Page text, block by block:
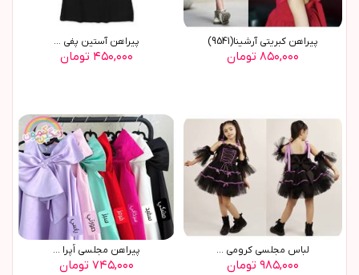
پيراهن کبريتي آرشينا(9541)
۸۵۰,۰۰۰ تومان
پيراهن آستين پفي ...
۴۵۰,۰۰۰ تومان
لباس مجلسی کرومی ...
۹۸۵,۰۰۰ تومان
پیراهن مجلسی اُپرا ...
۷۴۵,۰۰۰ تومان